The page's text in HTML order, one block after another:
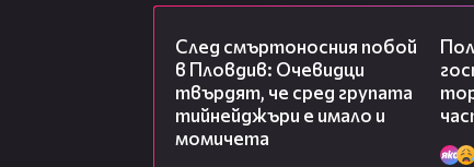
След смъртоносния побой
в Пловдив: Очевидци
твърдят, че сред групата
тийнейджъри е имало и
момичета